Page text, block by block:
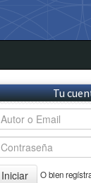
Tu
Iniciar O bien